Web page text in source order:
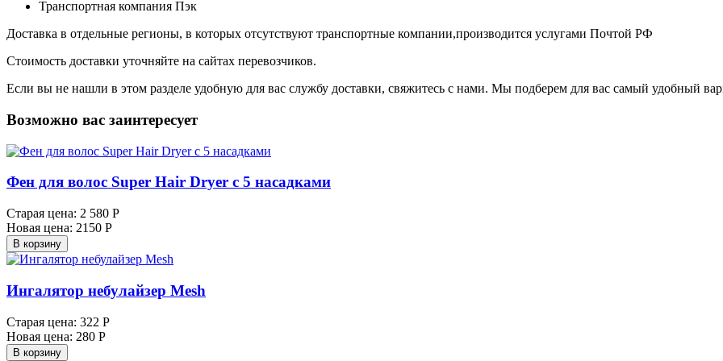
Транспортная компания Пэк
Доставка в отдельные регионы, в которых отсутствуют транспортные компании,производится услугами Почтой РФ
Стоимость доставки уточняйте на сайтах перевозчиков.
Если вы не нашли в этом разделе удобную для вас службу доставки, свяжитесь с нами. Мы подберем для вас самый удобный
Возможно вас заинтересует
Фен для волос Super Hair Dryer с 5 насадками
Старая цена: 2 580 Р
Новая цена: 2150 Р
В корзину
Ингалятор небулайзер Mesh
Старая цена: 322 Р
Новая цена: 280 Р
В корзину